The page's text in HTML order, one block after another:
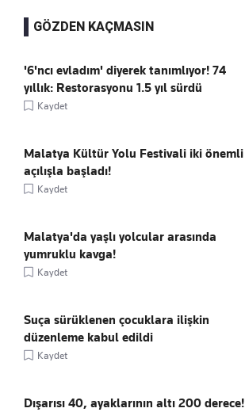
GÖZDEN KAÇMASIN
'6'ncı evladım' diyerek tanımlıyor! 74
yıllık: Restorasyonu 1.5 yıl sürdü
Kaydet
Malatya Kültür Yolu Festivali iki önemli
açılışla başladı!
Kaydet
Malatya'da yaşlı yolcular arasında
yumruklu kavga!
Kaydet
Suça sürüklenen çocuklara ilişkin
düzenleme kabul edildi
Kaydet
Dışarısı 40, ayaklarının altı 200 derece!